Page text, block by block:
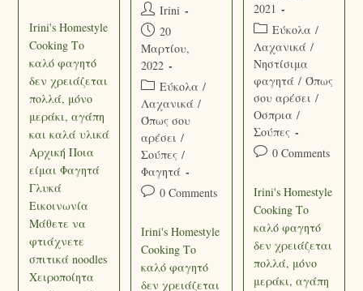
Irini's Homestyle
Cooking Το
καλό φαγητό
δεν χρειάζεται
πολλά, μόνο
μεράκι, αγάπη
και καλά υλικά
Αρχική Ποια
είμαι Φαγητά
Γλυκά
Εικοινωνία
Μάθετε να
φτιάχνετε
σπιτικά noodles
Χειροποίητα
Irini
20
Μαρτίου,
2022
Εύκολα /
Λαχανικά /
Όπως σου
αρέσει /
Σούπες /
Φαγητά
0 Comments
Irini's Homestyle
Cooking Το
καλό φαγητό
δεν χρειάζεται
2021
Εύκολα /
Λαχανικά /
Νηστίσιμα
φαγητά / Όπως
σου αρέσει /
Οσπρια /
Σούπες
0 Comments
Irini's Homestyle
Cooking Το
καλό φαγητό
δεν χρειάζεται
πολλά, μόνο
μεράκι, αγάπη